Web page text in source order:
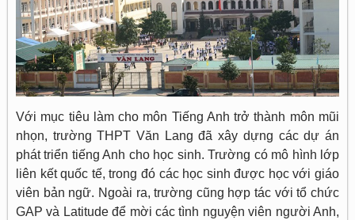
Với mục tiêu làm cho môn Tiếng Anh trở thành môn mũi
nhọn, trường THPT Văn Lang đã xây dựng các dự án
phát triển tiếng Anh cho học sinh. Trường có mô hình lớp
liên kết quốc tế, trong đó các học sinh được học với giáo
viên bản ngữ. Ngoài ra, trường cũng hợp tác với tổ chức
GAP và Latitude để mời các tình nguyện viên người Anh,